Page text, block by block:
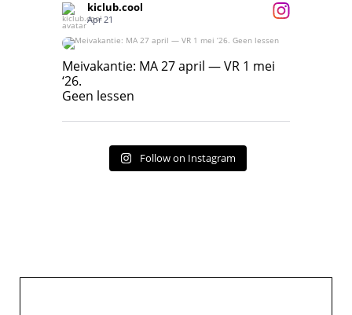
kiclub.cool
Apr 21
Meivakantie: MA 27 april — VR 1 mei ‘26.
Geen lessen
Meivakantie: MA 27 april — VR 1 mei
‘26.
Geen lessen
Follow on Instagram